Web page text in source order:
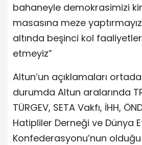
bahaneyle demokrasimizi
masasına meze
altında beşinci kol
etmeyiz”
Altun’un açıklamaları
durumda Altun aralarında
TÜRGEV, SETA Vakfı, İHH,
Hatipliler Derneği ve Dünya
Konfederasyonu’nun